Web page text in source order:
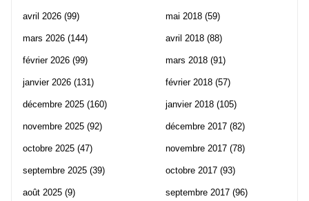
avril 2026 (99)
mars 2026 (144)
février 2026 (99)
janvier 2026 (131)
décembre 2025 (160)
novembre 2025 (92)
octobre 2025 (47)
septembre 2025 (39)
août 2025 (9)
mai 2018 (59)
avril 2018 (88)
mars 2018 (91)
février 2018 (57)
janvier 2018 (105)
décembre 2017 (82)
novembre 2017 (78)
octobre 2017 (93)
septembre 2017 (96)